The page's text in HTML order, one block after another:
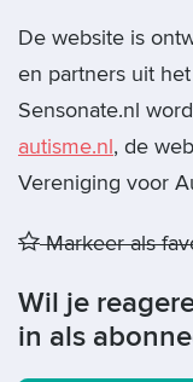
De website is
en partners uit
Sensonate.nl
autisme.nl, de
Vereniging voor
Markeer als
Wil je
in als